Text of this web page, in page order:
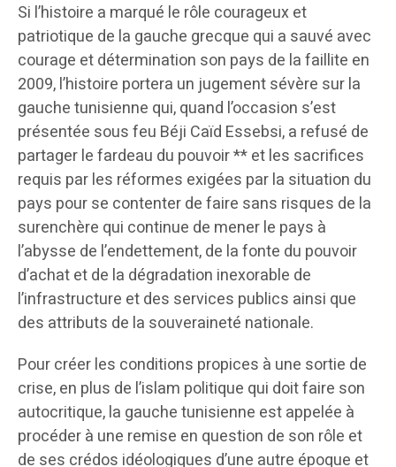
Si l’histoire a marqué le rôle courageux et
patriotique de la gauche grecque qui a sauvé avec
courage et détermination son pays de la faillite en
2009, l’histoire portera un jugement sévère sur la
gauche tunisienne qui, quand l’occasion s’est
présentée sous feu Béji Caïd Essebsi, a refusé de
partager le fardeau du pouvoir ** et les sacrifices
requis par les réformes exigées par la situation du
pays pour se contenter de faire sans risques de la
surenchère qui continue de mener le pays à
l’abysse de l’endettement, de la fonte du pouvoir
d’achat et de la dégradation inexorable de
l’infrastructure et des services publics ainsi que
des attributs de la souveraineté nationale.
Pour créer les conditions propices à une sortie de
crise, en plus de l’islam politique qui doit faire son
autocritique, la gauche tunisienne est appelée à
procéder à une remise en question de son rôle et
de ses crédos idéologiques d’une autre époque et